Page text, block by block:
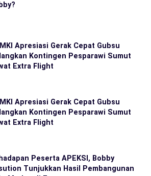
Apresiasi Gerak Cepat Gubsu
Kontingen Pesparawi Sumut
Extra Flight
Apresiasi Gerak Cepat Gubsu
Kontingen Pesparawi Sumut
Extra Flight
Peserta APEKSI, Bobby
Tunjukkan Hasil Pembangunan